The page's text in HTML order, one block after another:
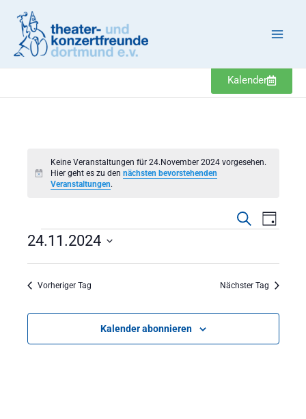
Inhalt
springen
Kalender
Hinweis
Keine Veranstaltungen für 24.November 2024 vorgesehen.
Hier geht es zu dennächsten bevorstehenden
Veranstaltungen.
Suche
Ansichten,
Suche
Tag
24.11.2024
Vorheriger Tag Nächster Tag
Kalender abonnieren